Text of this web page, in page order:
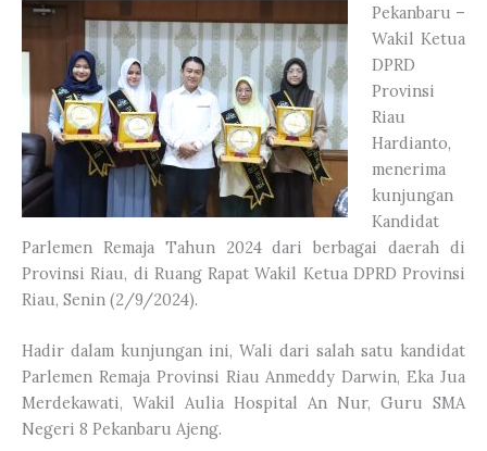
Pekanbaru –
Wakil Ketua
DPRD
Provinsi
Riau
Hardianto,
menerima
kunjungan
Kandidat
Parlemen Remaja Tahun 2024 dari berbagai daerah di
Provinsi Riau, di Ruang Rapat Wakil Ketua DPRD Provinsi
Riau, Senin (2/9/2024).
Hadir dalam kunjungan ini, Wali dari salah satu kandidat
Parlemen Remaja Provinsi Riau Anmeddy Darwin, Eka Jua
Merdekawati, Wakil Aulia Hospital An Nur, Guru SMA
Negeri 8 Pekanbaru Ajeng.